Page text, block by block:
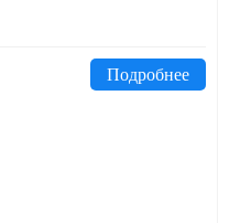
Подробнее